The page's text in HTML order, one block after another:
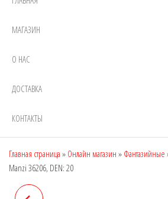
МАГАЗИН
О НАС
ДОСТАВКА
КОНТАКТЫ
Главная страница » Онлайн магазин » Фантазийные
Manzi 36206, DEN: 20